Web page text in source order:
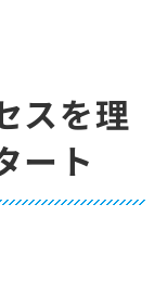
スを理
ート